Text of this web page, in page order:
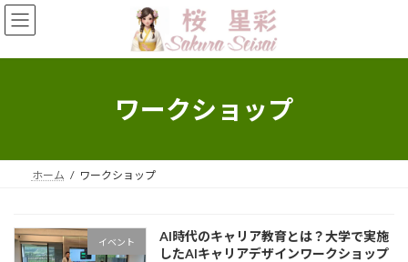
Skip
to
the
Skip
to
the
ワークショップ
ホーム ワークショップ
イベント
AI時代のキャリア教育とは？大学で実施
したAIキャリアデザインワークショップ